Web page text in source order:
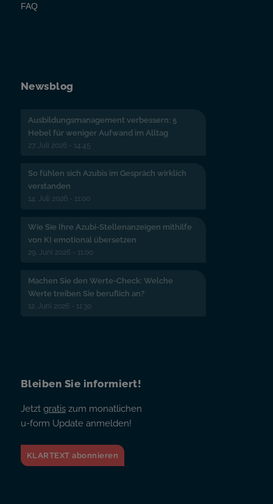
FAQ
Newsblog
Ausbildungsmanagement verbessern: 5
Hebel für weniger Aufwand im Alltag
27. Juli 2026 - 14:45
So fühlen sich Azubis im Gespräch wirklich
verstanden
14. Juli 2026 - 11:00
Wie Sie Ihre Azubi-Stellenanzeigen mithilfe
von KI emotional übersetzen
29. Juni 2026 - 11:00
Machen Sie den Werte-Check: Welche
Werte treiben Sie beruflich an?
12. Juni 2026 - 11:30
Bleiben Sie informiert!
Jetzt gratiszum monatlichen
u-form Update anmelden!
KLARTEXT abonnieren